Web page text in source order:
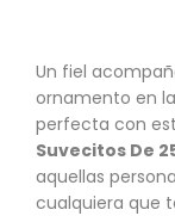
Un fiel
ornamento en
perfecta con
Suvecitos De
aquellas
cualquiera que